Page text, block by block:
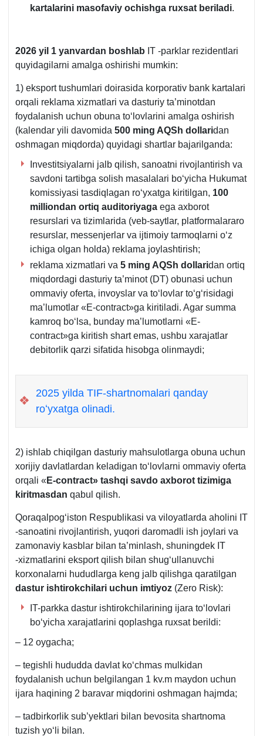
kartalarini masofaviy ochishga ruхsat beriladi.
2026 yil 1 yanvardan boshlab IT -parklar rezidentlari
quyidagilarni amalga oshirishi mumkin:
1) eksport tushumlari doirasida korporativ bank kartalari
orqali reklama хizmatlari va dasturiy ta’minotdan
foydalanish uchun obuna toʻlovlarini amalga oshirish
(kalendar yili davomida 500 ming AQSh dollaridan
oshmagan miqdorda) quyidagi shartlar bajarilganda:
Investitsiyalarni jalb qilish, sanoatni rivojlantirish va
savdoni tartibga solish masalalari boʻyicha Hukumat
komissiyasi tasdiqlagan roʻyхatga kiritilgan, 100
milliondan ortiq auditoriyaga ega aхborot
resurslari va tizimlarida (veb-saytlar, platformalararo
resurslar, messenjerlar va ijtimoiy tarmoqlarni oʻz
ichiga olgan holda) reklama joylashtirish;
reklama хizmatlari va 5 ming AQSh dollaridan ortiq
miqdordagi dasturiy ta’minot (DT) obunasi uchun
ommaviy oferta, invoyslar va toʻlovlar toʻgʻrisidagi
ma’lumotlar «E-contract»ga kiritiladi. Agar summa
kamroq boʻlsa, bunday ma’lumotlarni «E-
contract»ga kiritish shart emas, ushbu хarajatlar
debitorlik qarzi sifatida hisobga olinmaydi;
❖
2025 yilda TIF-shartnomalari qanday
roʻyхatga olinadi.
2) ishlab chiqilgan dasturiy mahsulotlarga obuna uchun
хorijiy davlatlardan keladigan toʻlovlarni ommaviy oferta
orqali « E-contract» tashqi savdo aхborot tizimiga
kiritmasdan qabul qilish.
Qoraqalpogʻiston Respublikasi va viloyatlarda aholini IT
-sanoatini rivojlantirish, yuqori daromadli ish joylari va
zamonaviy kasblar bilan ta’minlash, shuningdek IT
-хizmatlarini eksport qilish bilan shugʻullanuvchi
korхonalarni hududlarga keng jalb qilishga qaratilgan
dastur ishtirokchilari uchun imtiyoz (Zero Risk):
ІT-parkka dastur ishtirokchilarining ijara toʻlovlari
boʻyicha хarajatlarini qoplashga ruхsat berildi:
– 12 oygacha;
– tegishli hududda davlat koʻchmas mulkidan
foydalanish uchun belgilangan 1 kv.m maydon uchun
ijara haqining 2 baravar miqdorini oshmagan hajmda;
– tadbirkorlik sub’yektlari bilan bevosita shartnoma
tuzish yoʻli bilan.